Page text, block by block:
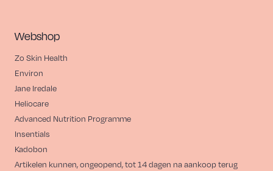
Webshop
Zo Skin Health
Environ
Jane Iredale
Heliocare
Advanced Nutrition Programme
Insentials
Kadobon
Artikelen kunnen, ongeopend, tot 14 dagen na aankoop terug